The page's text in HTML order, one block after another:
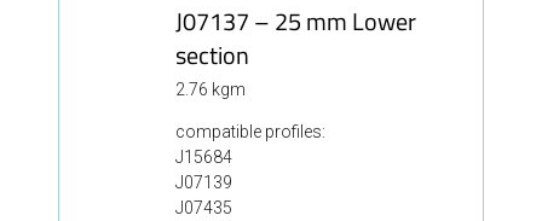
J07137 – 25 mm Lower
section
2.76 kgm
compatible profiles:
J15684
J07139
J07435